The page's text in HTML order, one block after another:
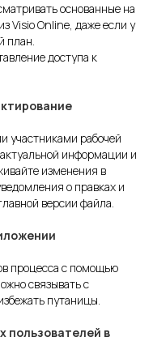
основанные на
Visio Online, даже если у
план.
доступа к
участниками рабочей
информации и
изменения в
о правках и
версии файла.
процесса с помощью
связывать с
путаницы.
пользователей в